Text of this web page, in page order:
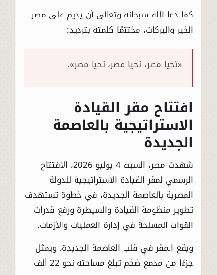
كما دعا الله سبحانه وتعالى أن يديم على مصر
الخير والبركات، مختتمًا كلمته بترديد:
«تحيا مصر، تحيا مصر، تحيا مصر».
افتتاح مقر القيادة
الاستراتيجية بالعاصمة
الجديدة
شهدت مصر، السبت 4 يوليو 2026، الافتتاح
الرسمي لمقر القيادة الاستراتيجية للدولة
المصرية بالعاصمة الجديدة، في خطوة تستهدف
تطوير منظومة القيادة والسيطرة ورفع قدرات
القوات المسلحة في إدارة العمليات والأزمات.
ويقع المقر في قلب العاصمة الجديدة، ويمثل
جزءًا من مجمع ضخم تبلغ مساحته نحو 22 ألف